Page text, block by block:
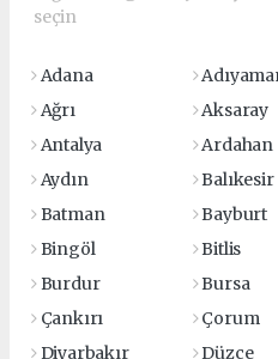
seçin
Adana
Ağrı
Aksaray
Antalya
Ardahan
Aydın
Balıkesir
Batman
Bayburt
Bingöl
Bitlis
Burdur
Bursa
Çankırı
Çorum
Diyarbakır
Düzce